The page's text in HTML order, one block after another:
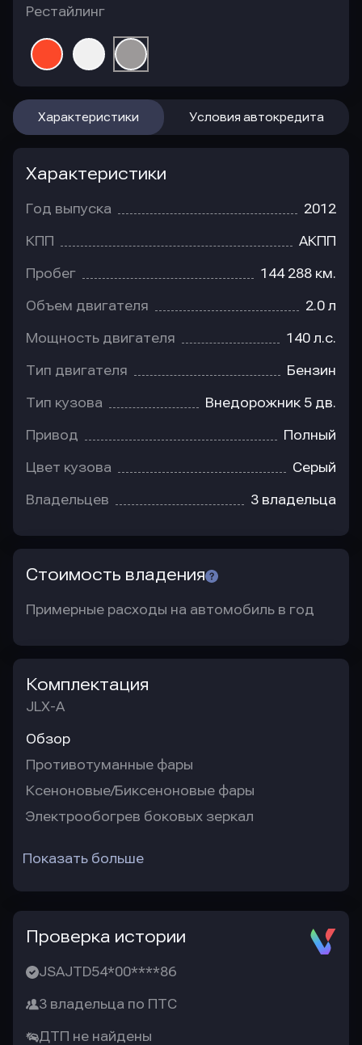
Рестайлинг
Характеристики Условия автокредита
Характеристики
Год выпуска 2012
КПП АКПП
Пробег 144 288 км.
Объем двигателя 2.0 л
Мощность двигателя 140 л.с.
Тип двигателя Бензин
Тип кузова Внедорожник 5 дв.
Привод Полный
Цвет кузова Серый
Владельцев 3 владельца
Стоимость владения
Примерные расходы на автомобиль в год
Комплектация
JLX-A
Обзор
Противотуманные фары
Ксеноновые/Биксеноновые фары
Электрообогрев боковых зеркал
Показать больше
Проверка истории
JSAJTD54*00****86
3 владельца по ПТС
ДТП не найдены